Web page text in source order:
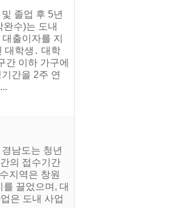
졸업 후 5년
수)는 도내
출이자를 지
대학생․ 대학
간 이하 가구에
간을 2주 연
남도는 청년
의 접수기간
지역은 창원
끌었으며, 대
은 도내 사업